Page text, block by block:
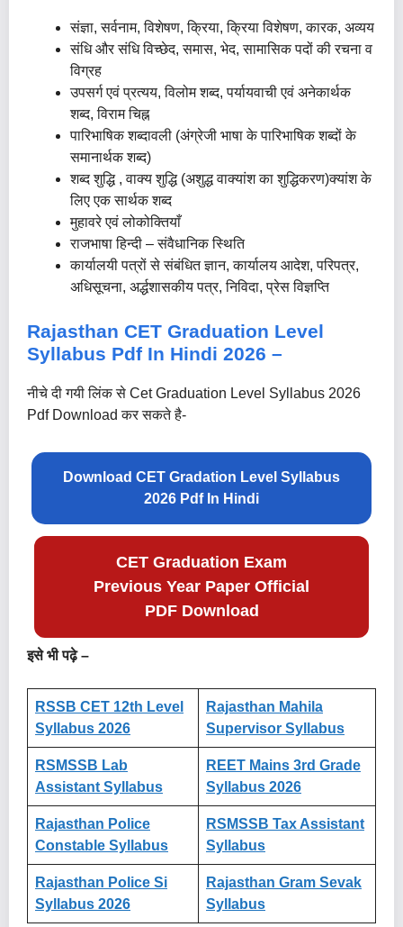
संज्ञा, सर्वनाम, विशेषण, क्रिया, क्रिया विशेषण, कारक, अव्यय
संधि और संधि विच्छेद, समास, भेद, सामासिक पदों की रचना व
विग्रह
उपसर्ग एवं प्रत्यय, विलोम शब्द, पर्यायवाची एवं अनेकार्थक
शब्द, विराम चिह्न
पारिभाषिक शब्दावली (अंग्रेजी भाषा के पारिभाषिक शब्दों के
समानार्थक शब्द)
शब्द शुद्धि , वाक्य शुद्धि (अशुद्ध वाक्यांश का शुद्धिकरण)क्यांश के
लिए एक सार्थक शब्द
मुहावरे एवं लोकोक्तियाँ
राजभाषा हिन्दी – संवैधानिक स्थिति
कार्यालयी पत्रों से संबंधित ज्ञान, कार्यालय आदेश, परिपत्र,
अधिसूचना, अर्द्धशासकीय पत्र, निविदा, प्रेस विज्ञप्ति
Rajasthan CET Graduation Level
Syllabus Pdf In Hindi 2026 –
नीचे दी गयी लिंक से Cet Graduation Level Syllabus 2026
Pdf Download कर सकते है-
Download CET Gradation Level Syllabus
2026 Pdf In Hindi
CET Graduation Exam
Previous Year Paper Official
PDF Download
इसे भी पढ़े –
RSSB CET 12th Level
Syllabus 2026
Rajasthan Mahila
Supervisor Syllabus
RSMSSB Lab
Assistant Syllabus
REET Mains 3rd Grade
Syllabus 2026
Rajasthan Police
Constable Syllabus
RSMSSB Tax Assistant
Syllabus
Rajasthan Police Si
Syllabus 2026
Rajasthan Gram Sevak
Syllabus